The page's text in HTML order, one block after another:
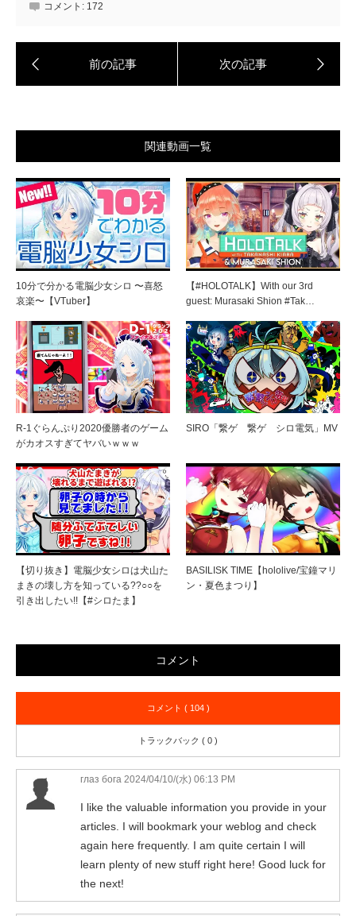
コメント: 172
関連動画一覧
10分で分かる電脳少女シロ 〜喜怒
哀楽〜【VTuber】
【#HOLOTALK】With our 3rd
guest: Murasaki Shion #Tak…
R-1ぐらんぷり2020優勝者のゲーム
がカオスすぎてヤバいｗｗｗ
SIRO「繋ゲ 繋ゲ シロ電気」MV
【切り抜き】電脳少女シロは犬山た
まきの壊し方を知っている??○○を
引き出したい!!【#シロたま】
BASILISK TIME【hololive/宝鐘マリ
ン・夏色まつり】
コメント
コメント ( 104 )
トラックバック ( 0 )
глаз бога 2024/04/10/(水) 06:13 PM
I like the valuable information you provide in your
articles. I will bookmark your weblog and check
again here frequently. I am quite certain I will
learn plenty of new stuff right here! Good luck for
the next!